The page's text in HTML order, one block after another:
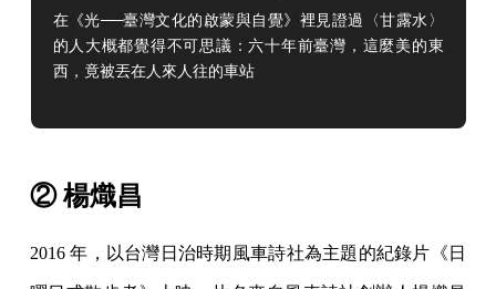
（上）
在《光──臺灣文化的啟蒙與自覺》裡見證過〈甘露水〉
的人大概都覺得不可思議：六十年前臺灣，這麼美的東
西，竟被丟在人來人往的車站
② 楊熾昌
2016 年，以台灣日治時期風車詩社為主題的紀錄片《日